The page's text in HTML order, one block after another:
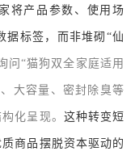
将产品参数、使用场
据标签，而非堆砌“仙
问“猫狗双全家庭适用
大容量、密封除臭等
化呈现。 这种转变短
商品摆脱资本驱动的